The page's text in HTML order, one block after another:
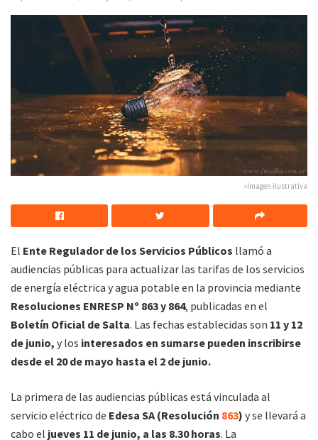
»Imagen ilustrativa
El Ente Regulador de los Servicios Públicos llamó a
audiencias públicas para actualizar las tarifas de los servicios
de energía eléctrica y agua potable en la provincia mediante
Resoluciones ENRESP Nº 863 y 864, publicadas en el
Boletín Oficial de Salta. Las fechas establecidas son 11 y 12
de junio, y los interesados en sumarse pueden inscribirse
desde el 20 de mayo hasta el 2 de junio.
La primera de las audiencias públicas está vinculada al
servicio eléctrico de Edesa SA (Resolución 863) y se llevará a
cabo el jueves 11 de junio, a las 8.30 horas. La